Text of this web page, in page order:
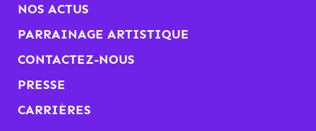
NOS ACTUS
PARRAINAGE ARTISTIQUE
CONTACTEZ-NOUS
PRESSE
CARRIÈRES